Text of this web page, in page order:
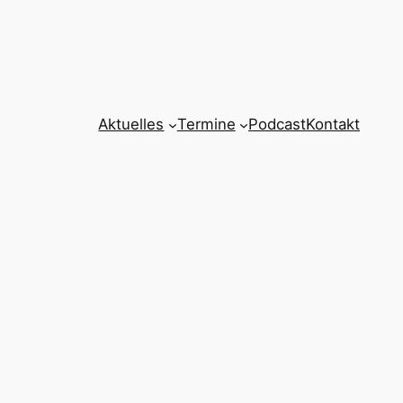
Aktuelles Termine PodcastKontakt